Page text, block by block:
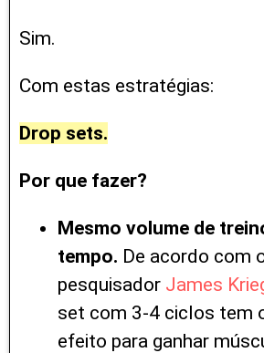
Sim.
Com estas estratégias:
Drop sets.
Por que fazer?
Mesmo volume de
tempo. De acordo com
pesquisador James
set com 3-4 ciclos tem
efeito para ganhar